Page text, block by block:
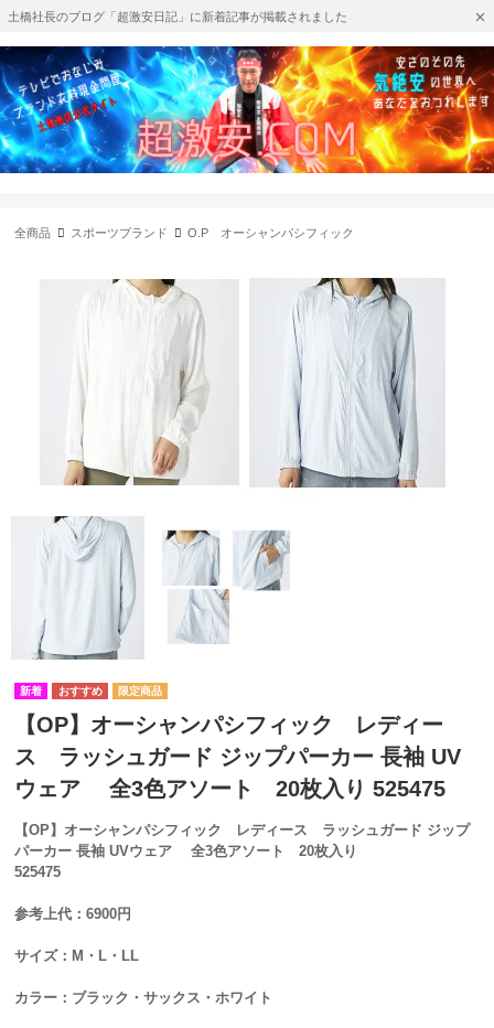
土橋社長のブログ「超激安日記」に新着記事が掲載されました
全商品 スポーツブランド O.P オーシャンパシフィック
【OP】オーシャンパシフィック レディー
ス ラッシュガード ジップパーカー 長袖 UV
ウェア 全3色アソート 20枚入り 525475
【OP】オーシャンパシフィック レディース ラッシュガード ジップ
パーカー 長袖 UVウェア 全3色アソート 20枚入り
525475
参考上代：6900円
サイズ：M・L・LL
カラー：ブラック・サックス・ホワイト